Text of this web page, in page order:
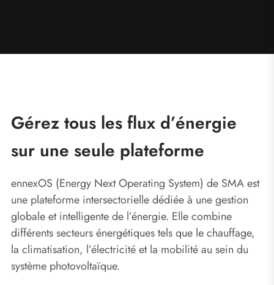
Gérez tous les flux d’énergie
sur une seule plateforme
ennexOS (Energy Next Operating System) de SMA est
une plateforme intersectorielle dédiée à une gestion
globale et intelligente de l’énergie. Elle combine
différents secteurs énergétiques tels que le chauffage,
la climatisation, l’électricité et la mobilité au sein du
système photovoltaïque.